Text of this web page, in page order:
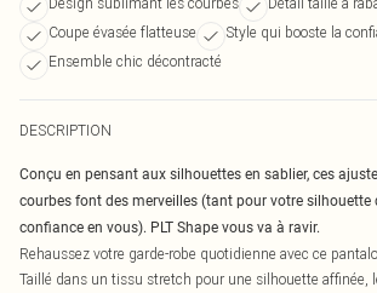
Coupe évasée flatteuse
Style qui booste la
Ensemble chic décontracté
DESCRIPTION
Conçu en pensant aux silhouettes en sablier, ces
courbes font des merveilles (tant pour votre silhouette
confiance en vous). PLT Shape vous va à ravir.
Rehaussez votre garde-robe quotidienne avec ce
Taillé dans un tissu stretch pour une silhouette affinée,